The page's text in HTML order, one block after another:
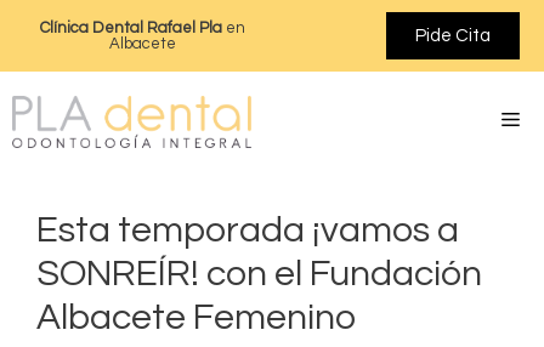
Clínica Dental Rafael Plaen
Albacete
Pide Cita
Esta temporada ¡vamos a
SONREÍR! con el Fundación
Albacete Femenino